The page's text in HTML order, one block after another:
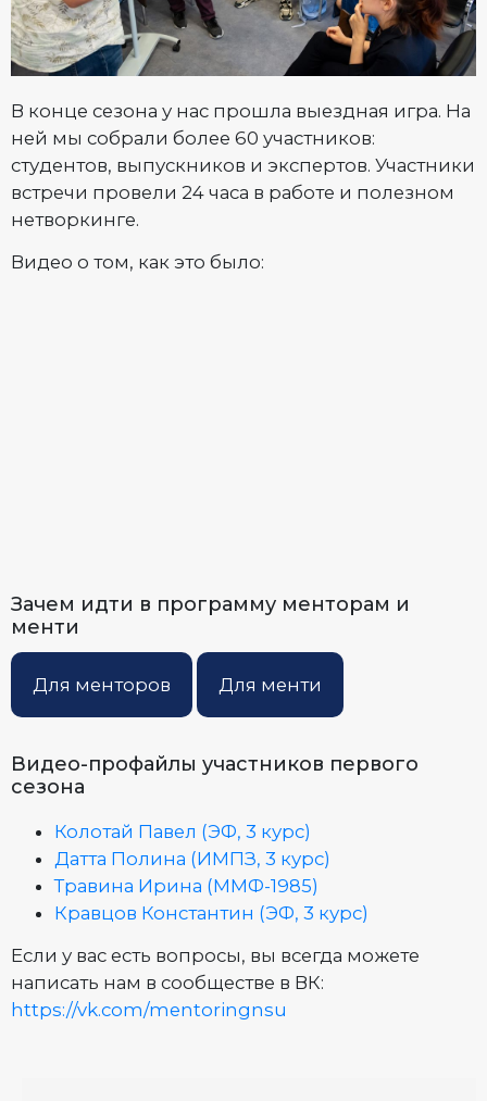
В конце сезона у нас прошла выездная игра. На
ней мы собрали более 60 участников:
студентов, выпускников и экспертов. Участники
встречи провели 24 часа в работе и полезном
нетворкинге.
Видео о том, как это было:
Зачем идти в программу менторам и
менти
Для менторов Для менти
Видео-профайлы участников первого
сезона
Колотай Павел (ЭФ, 3 курс)
Датта Полина (ИМПЗ, 3 курс)
Травина Ирина (ММФ-1985)
Кравцов Константин (ЭФ, 3 курс)
Если у вас есть вопросы, вы всегда можете
написать нам в сообществе в ВК:
https://vk.com/mentoringnsu